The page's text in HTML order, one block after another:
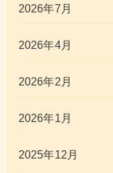
2026年7月
2026年4月
2026年2月
2026年1月
2025年12月